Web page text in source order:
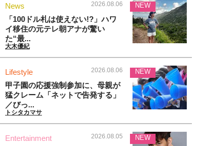
News 2026.08.06
「100ドル札は使えない!?」ハワ
イ移住の元テレ朝アナが驚い
た“最...
大木優紀
NEW
Lifestyle 2026.08.06
甲子園の応援強制参加に、母親が
猛クレーム「ネットで告発する」
／びっ...
トシタカマサ
NEW
Entertainment 2026.08.05 NEW